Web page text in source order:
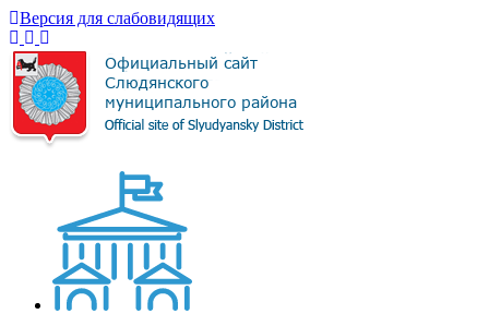
Версия для слабовидящих